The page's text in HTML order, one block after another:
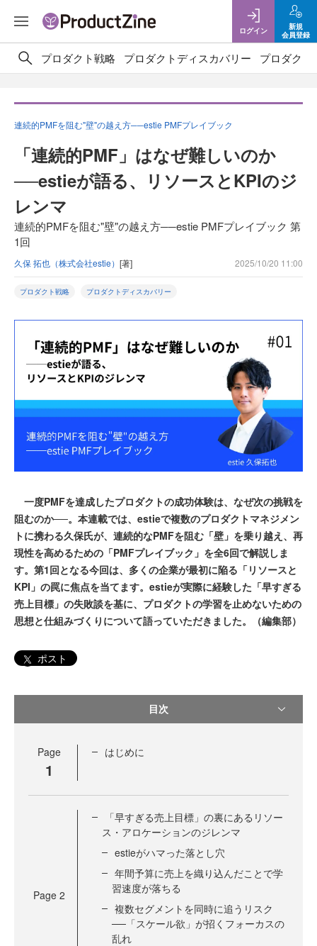
ログイン
新規
会員登録
プロダクト戦略 プロダクトディスカバリー プロダクト
連続的PMFを阻む"壁"の越え方──estie PMFプレイブック
「連続的PMF」はなぜ難しいのか
──estieが語る、リソースとKPIのジ
レンマ
連続的PMFを阻む"壁"の越え方──estie PMFプレイブック 第
1回
久保 拓也（株式会社estie） [著] 2025/10/20 11:00
プロダクト戦略 プロダクトディスカバリー
一度PMFを達成したプロダクトの成功体験は、なぜ次の挑戦を
阻むのか──。本連載では、estieで複数のプロダクトマネジメン
トに携わる久保氏が、連続的なPMFを阻む「壁」を乗り越え、再
現性を高めるための「PMFプレイブック」を全6回で解説しま
す。第1回となる今回は、多くの企業が最初に陥る「リソースと
KPI」の罠に焦点を当てます。estieが実際に経験した「早すぎる
売上目標」の失敗談を基に、プロダクトの学習を止めないための
思想と仕組みづくりについて語っていただきました。（編集部）
ポスト
目次
Page
1
はじめに
Page 2
「早すぎる売上目標」の裏にあるリソー
ス・アロケーションのジレンマ
estieがハマった落とし穴
年間予算に売上を織り込んだことで学
習速度が落ちる
複数セグメントを同時に追うリスク
──「スケール欲」が招くフォーカスの
乱れ